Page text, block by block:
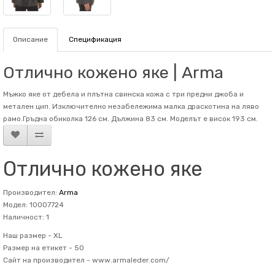
Описание Спецификация
Отлично кожено яке | Arma
Мъжко яке от дебела и плътна свинска кожа с три предни джоба и
метален цип. Изключително незабележима малка драскотина на ляво
рамо.Гръдна обиколка 126 см. Дължина 83 см. Mоделът е висок 193 см.
Отлично кожено яке
Производител: Arma
Модел: 10007724
Наличност: 1
Наш размер - XL
Размер на етикет - 50
Сайт на производител - www.armaleder.com/